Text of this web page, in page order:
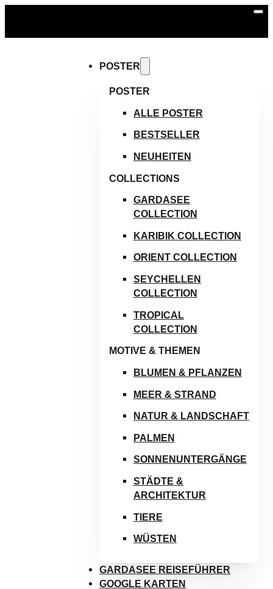
POSTER
POSTER
ALLE POSTER
BESTSELLER
NEUHEITEN
COLLECTIONS
GARDASEE
COLLECTION
KARIBIK COLLECTION
ORIENT COLLECTION
SEYCHELLEN
COLLECTION
TROPICAL
COLLECTION
MOTIVE & THEMEN
BLUMEN & PFLANZEN
MEER & STRAND
NATUR & LANDSCHAFT
PALMEN
SONNENUNTERGÄNGE
STÄDTE &
ARCHITEKTUR
TIERE
WÜSTEN
GARDASEE REISEFÜHRER
GOOGLE KARTEN